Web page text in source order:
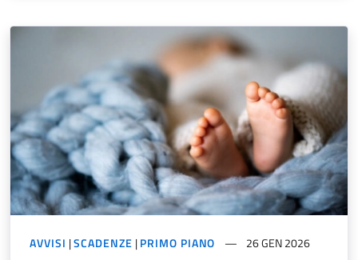
AVVISI |SCADENZE |PRIMO PIANO 26 GEN 2026